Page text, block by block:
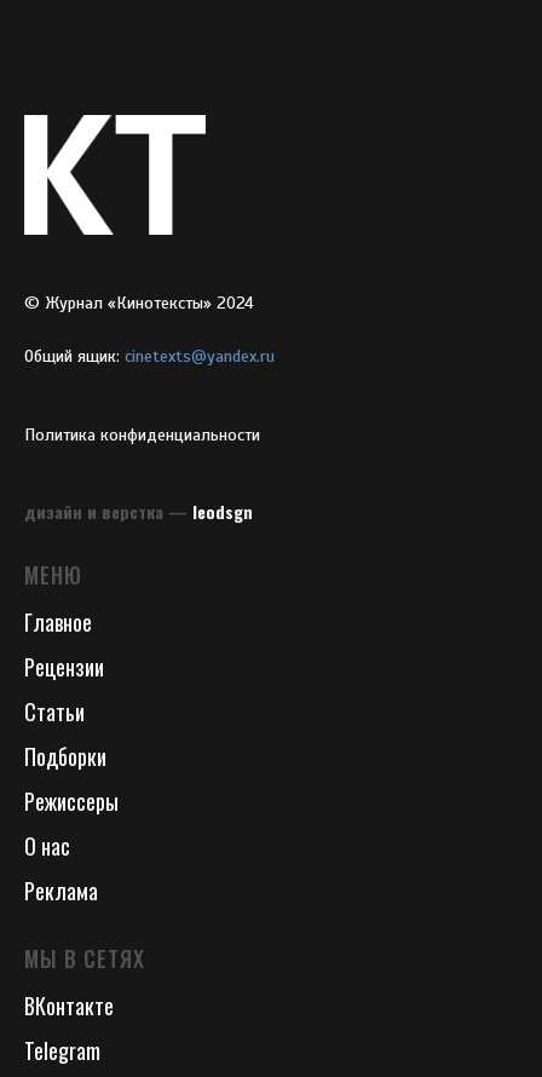
© Журнал «Кинотексты» 2024
Общий ящик: cinetexts@yandex.ru
Политика конфиденциальности
дизайн и верстка — leodsgn
МЕНЮ
Главное
Рецензии
Статьи
Подборки
Режиссеры
О нас
Реклама
МЫ В СЕТЯХ
ВКонтакте
Telegram